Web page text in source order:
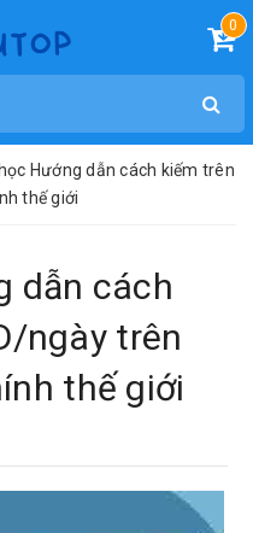
0
Hướng dẫn cách kiếm trên
thế giới
dẫn cách
ngày trên
thế giới